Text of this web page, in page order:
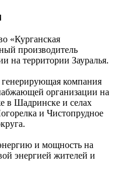
«Курганская
производитель
на территории Зауралья.
генерирующая компания
организации на
в Шадринске и селах
и Чистопрудное
и мощность на
энергией жителей и